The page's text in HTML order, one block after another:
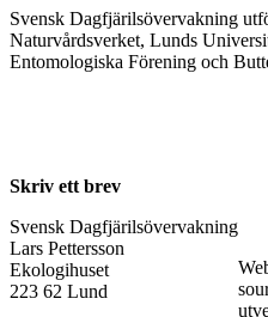
Svensk Dagfjärilsövervakning
Naturvårdsverket, Lunds
Entomologiska Förening och
Skriv ett brev
Svensk Dagfjärilsövervakning
Lars Pettersson
Ekologihuset
223 62 Lund